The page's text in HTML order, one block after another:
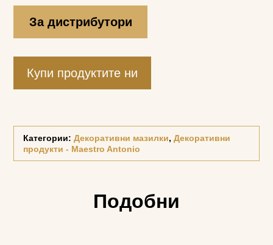
За дистрибутори
Купи продуктите ни
Категории:Декоративни мазилки,Декоративни
продукти - Maestro Antonio
Подобни